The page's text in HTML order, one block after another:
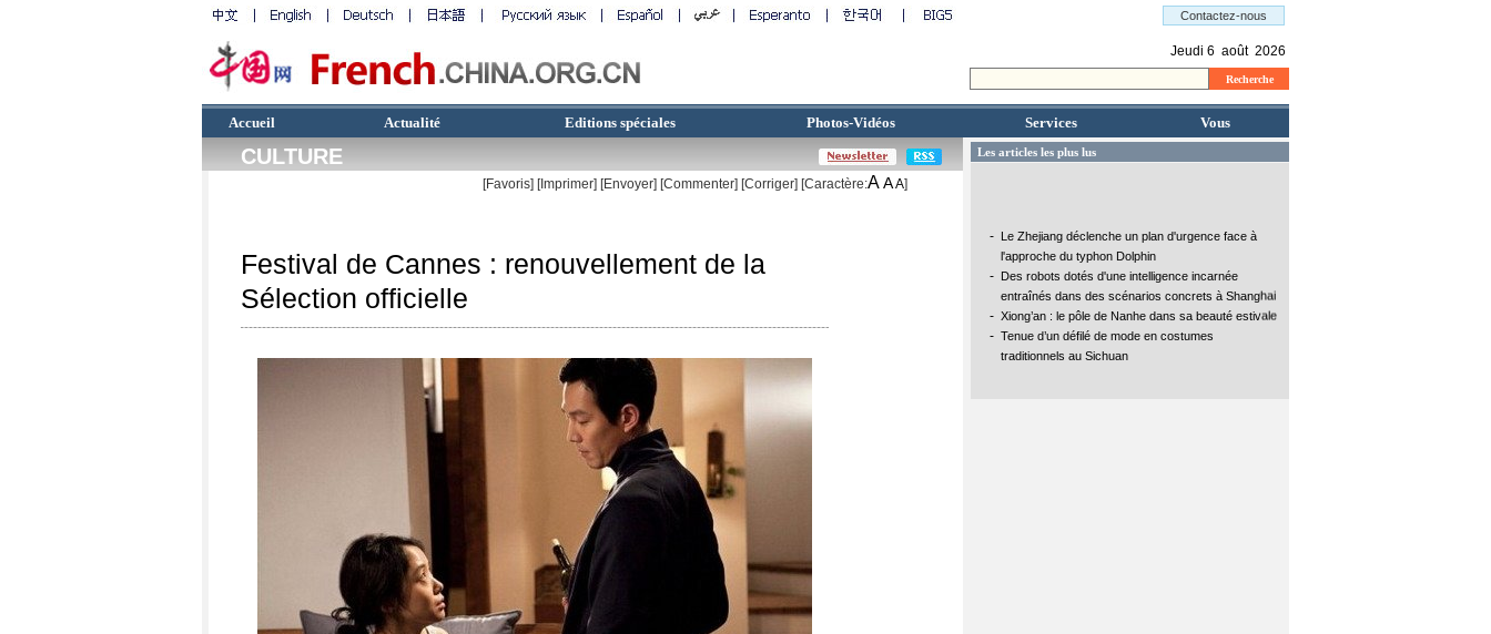
Accueil Actualité Editions spéciales Photos-Vidéos Services Vous
CULTURE
[Favoris] [Imprimer] [Envoyer] [Commenter] [Corriger] [Caractère:AAA]
Festival de Cannes : renouvellement de la
Sélection officielle